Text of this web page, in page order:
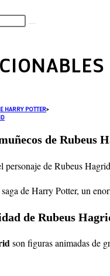
HARRY POTTER>
de Rubeus
personaje de Rubeus
de Harry Potter, un
de Rubeus
son figuras animadas de